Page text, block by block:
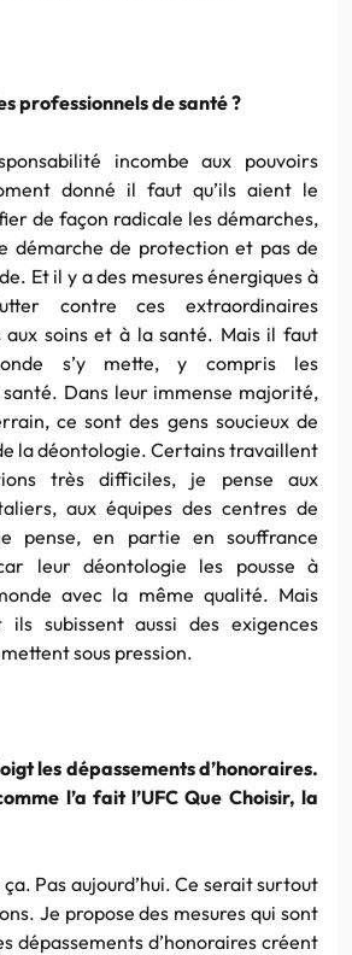
professionnels de santé ?
incombe aux pouvoirs
donné il faut qu’ils aient le
de façon radicale les démarches,
démarche de protection et pas de
Et il y a des mesures énergiques à
contre ces extraordinaires
aux soins et à la santé. Mais il faut
s’y mette, y compris les
Dans leur immense majorité,
ce sont des gens soucieux de
la déontologie. Certains travaillent
très difficiles, je pense aux
aux équipes des centres de
pense, en partie en souffrance
leur déontologie les pousse à
avec la même qualité. Mais
ils subissent aussi des exigences
sous pression.
les dépassements d’honoraires.
l’a fait l’UFC Que Choisir, la
Pas aujourd’hui. Ce serait surtout
Je propose des mesures qui sont
dépassements d’honoraires créent